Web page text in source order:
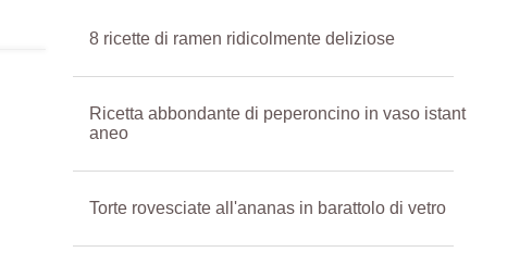
8 ricette di ramen ridicolmente deliziose
Ricetta abbondante di peperoncino in vaso istant
aneo
Torte rovesciate all'ananas in barattolo di vetro